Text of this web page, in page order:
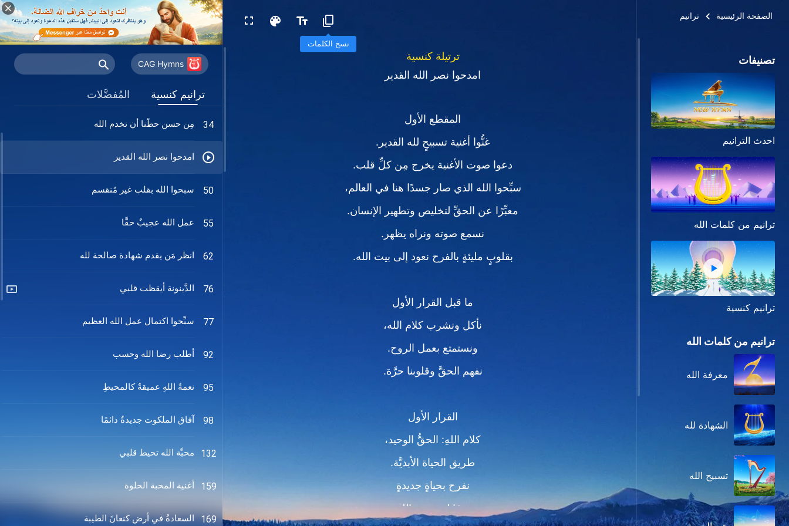
الصفحة الرئيسية ترانيم
نسخ الكلمات
تصنيفات
احدث الترانيم
ترانيم من كلمات الله
ترانيم كنسية
ترانيم من كلمات الله
معرفة الله
الشهادة لله
تسبيح الله
ترتيلة كنسية
امدحوا نصر الله القدير
المقطع الأول
غنُّوا أغنية تسبيحٍ لله القدير.
دعوا صوت الأغنية يخرج مِن كلِّ قلب.
سبِّحوا الله الذي صار جسدًا هنا في العالم،
معبِّرًا عن الحقِّ لتخليص وتطهير الإنسان.
نسمع صوته ونراه يظهر.
بقلوبٍ مليئةٍ بالفرح نعود إلى بيت الله.
ما قبل القرار الأول‎
نأكل ونشرب كلام الله،
ونستمتع بعمل الروح.
نفهم الحقَّ وقلوبنا حرَّة.
القرار الأول
كلام اللهِ: الحقُّ الوحيد،
طريق الحياة الأبديَّة.
نفرح بحياةٍ جديدةٍ
وجهًا لوجهٍ مع الله.
CAG Hymns
ترانيم كنسية المُفضَّلات
2 أنا أسيرُ على الدَّربِ نحوَ المَلَكُوتِ
33 اجتماع في صهيون
34 مِن حسن حظِّنا أن نخدم الله
امدحوا نصر الله القدير
50 سبحوا الله بقلب غير مُنقسم
55 عمل الله عجيبٌ حقًّا
62 انظر مَن يقدم شهادة صالحة لله
76 الدَّينونة أيقظت قلبي
77 سبِّحوا اكتمال عمل الله العظيم
92 أطلب رضا الله وحسب
95 نعمةُ اللهِ عميقةٌ كالمحيطِ
98 آفاق الملكوت جديدةٌ دائمًا
132 محبَّة الله تحيط قلبي
159 أغنية المحبة الحلوة
169 السعادةُ في أرضِ كنعانَ الطيبة